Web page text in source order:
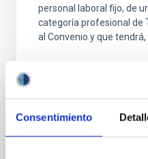
Consentimiento
personal laboral fijo, de
categoría profesional de
al Convenio y que